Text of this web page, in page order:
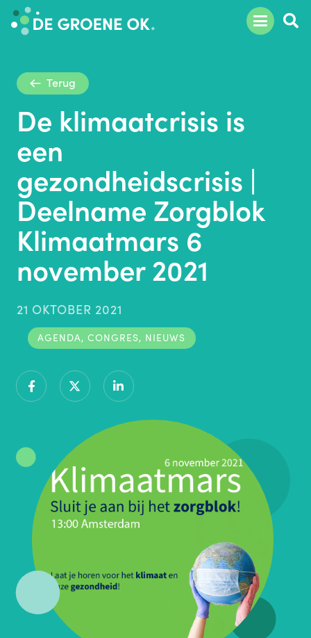
Terug
De klimaatcrisis is
een
gezondheidscrisis |
Deelname Zorgblok
Klimaatmars 6
november 2021
21 OKTOBER 2021
AGENDA,CONGRES, NIEUWS